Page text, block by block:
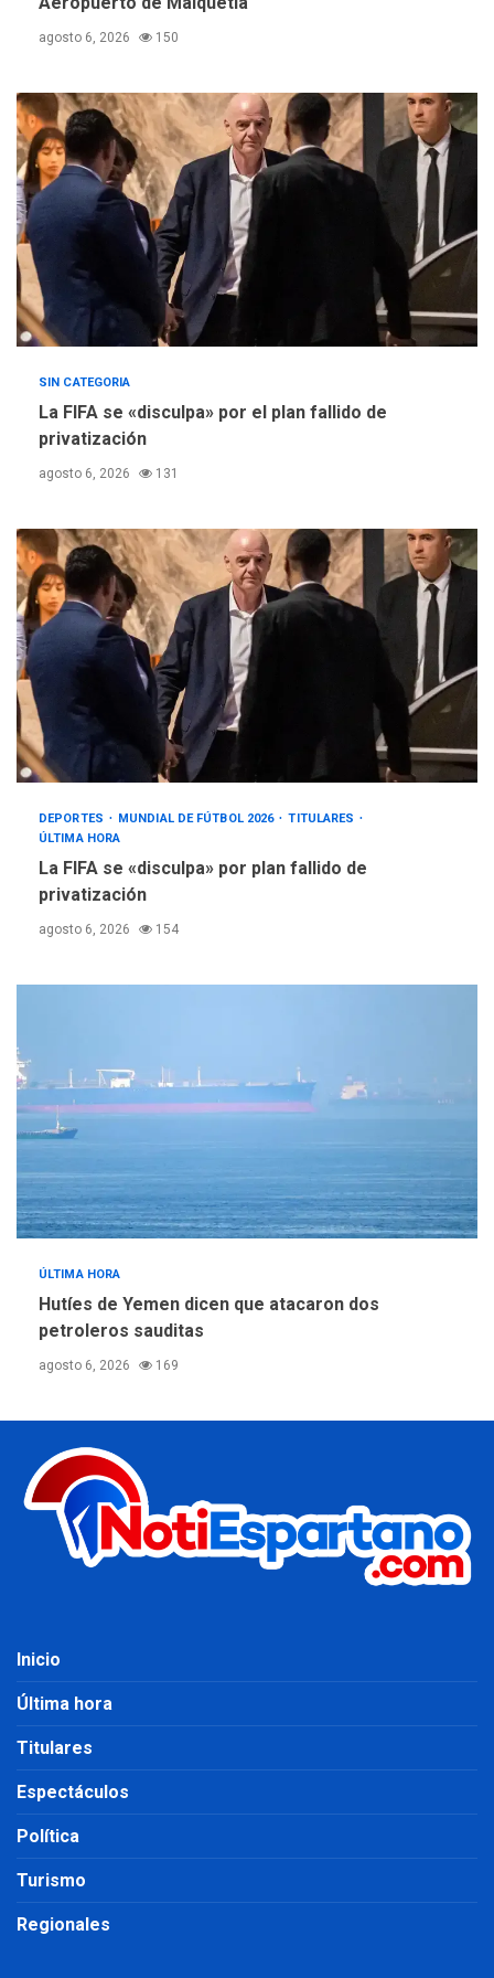
5
ÚLTIMA HORA
Concejo Municipal de
Mariño respalda a Cámara
de Comercio para reforma
de Ley de Puerto Libre
agosto 6, 2026 150
SIN CATEGORIA
La FIFA se «disculpa» por el plan fallido de
privatización
agosto 6, 2026 131
DEPORTES MUNDIAL DE FÚTBOL 2026
TITULARES
ÚLTIMA HORA
La FIFA se «disculpa» por plan fallido de
privatización
agosto 6, 2026 154
ÚLTIMA HORA
Hutíes de Yemen dicen que atacaron dos
petroleros sauditas
agosto 6, 2026 169
Inicio
Última hora
Titulares
Espectáculos
Política
Turismo
Regionales